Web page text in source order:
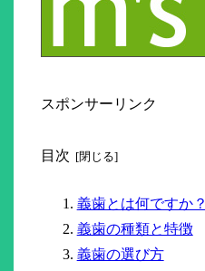
スポンサーリンク
目次
義歯とは何ですか？
義歯の種類と特徴
義歯の選び方